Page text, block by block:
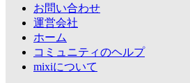
お問い合わせ
運営会社
ホーム
コミュニティのヘルプ
mixiについて